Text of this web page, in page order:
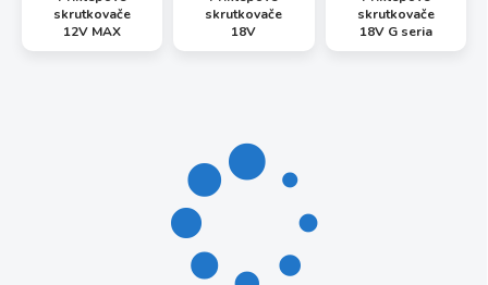
skrutkovače
12V MAX
skrutkovače
18V
skrutkovače
18V G seria